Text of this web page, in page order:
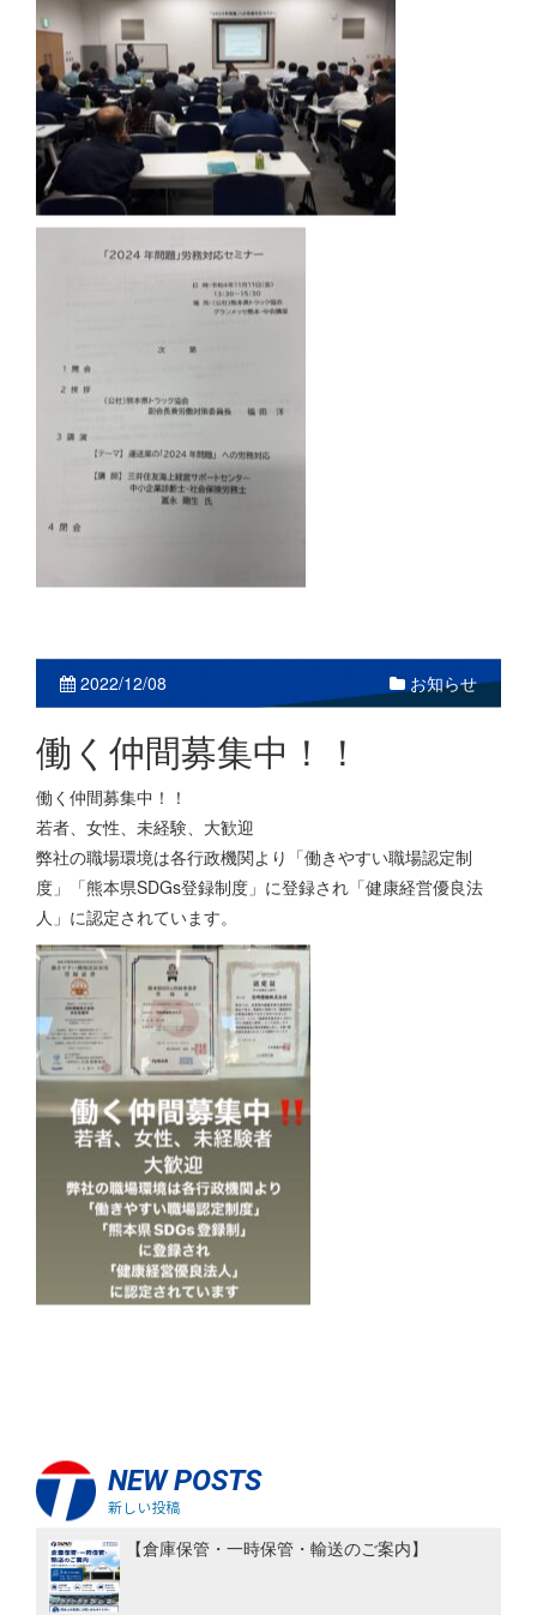
2022/12/08 お知らせ
働く仲間募集中！！
働く仲間募集中！！
若者、女性、未経験、大歓迎
弊社の職場環境は各行政機関より「働きやすい職場認定制
度」「熊本県SDGs登録制度」に登録され「健康経営優良法
人」に認定されています。
NEW POSTS
新しい投稿
【倉庫保管・一時保管・輸送のご案内】